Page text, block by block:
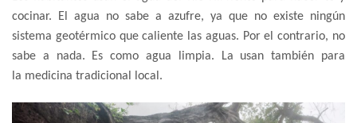
cocinar. El agua no sabe a azufre, ya que no existe ningún
sistema geotérmico que caliente las aguas. Por el contrario, no
sabe a nada. Es como agua limpia. La usan también para
la medicina tradicional local.